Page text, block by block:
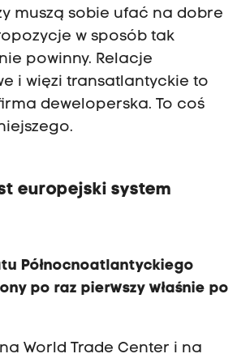
muszą sobie ufać na dobre
w sposób tak
powinny. Relacje
i więzi transatlantyckie to
deweloperska. To coś
europejski system
Północnoatlantyckiego
po raz pierwszy właśnie po
World Trade Center i na